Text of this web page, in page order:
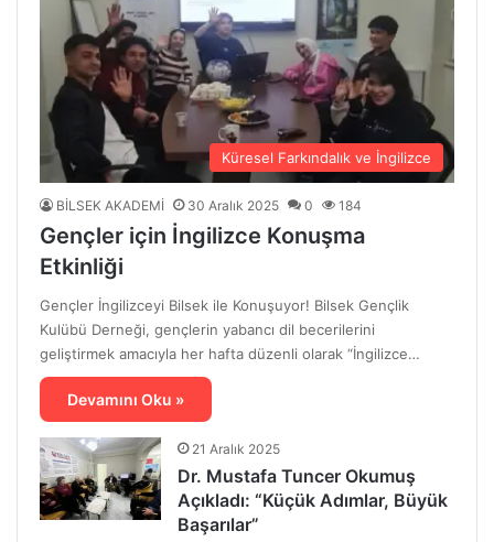
Küresel Farkındalık ve İngilizce
BİLSEK AKADEMİ 30 Aralık 2025 0 184
Gençler için İngilizce Konuşma
Etkinliği
Gençler İngilizceyi Bilsek ile Konuşuyor! Bilsek Gençlik
Kulübü Derneği, gençlerin yabancı dil becerilerini
geliştirmek amacıyla her hafta düzenli olarak “İngilizce…
Devamını Oku »
21 Aralık 2025
Dr. Mustafa Tuncer Okumuş
Açıkladı: “Küçük Adımlar, Büyük
Başarılar”